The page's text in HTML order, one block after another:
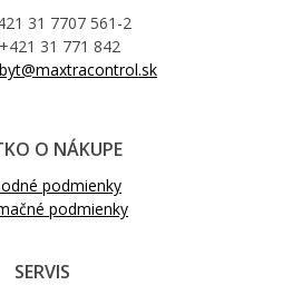
31 7707 561-2
31 771 842
O NÁKUPE
podmienky
podmienky
SERVIS